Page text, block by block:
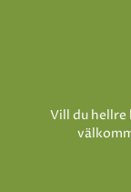
Vill du hellre